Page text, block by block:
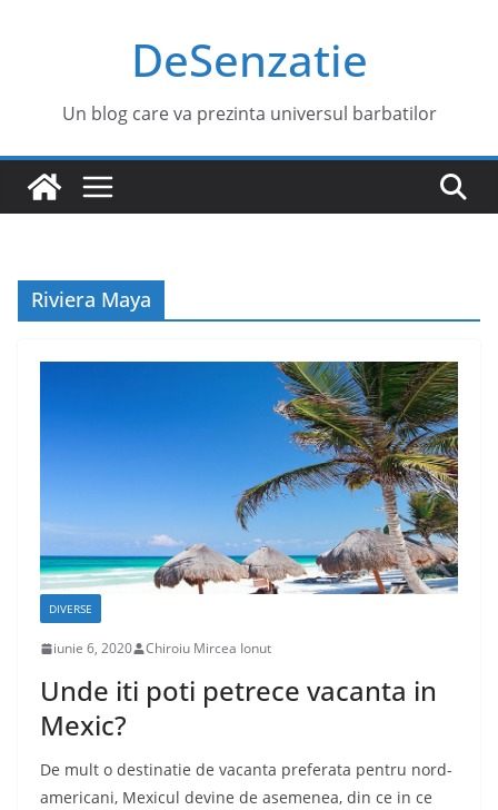
DeSenzatie
Un blog care va prezinta universul barbatilor
Riviera Maya
DIVERSE
iunie 6, 2020 Chiroiu Mircea Ionut
Unde iti poti petrece vacanta in
Mexic?
De mult o destinatie de vacanta preferata pentru nord-
americani, Mexicul devine de asemenea, din ce in ce